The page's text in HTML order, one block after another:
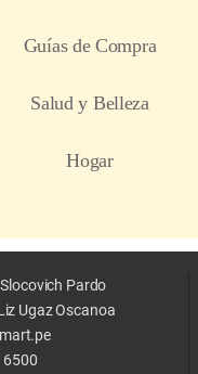
Pardo
Ugaz Oscanoa
6500